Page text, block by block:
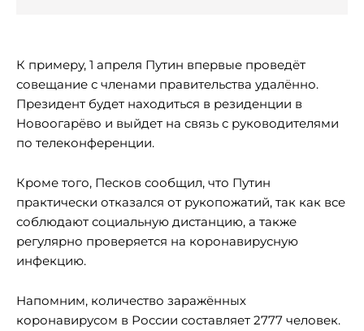
К примеру, 1 апреля Путин впервые проведёт
совещание с членами правительства удалённо.
Президент будет находиться в резиденции в
Новоогарёво и выйдет на связь с руководителями
по телеконференции.
Кроме того, Песков сообщил, что Путин
практически отказался от рукопожатий, так как все
соблюдают социальную дистанцию, а также
регулярно проверяется на коронавирусную
инфекцию.
Напомним, количество заражённых
коронавирусом в России составляет 2777 человек.